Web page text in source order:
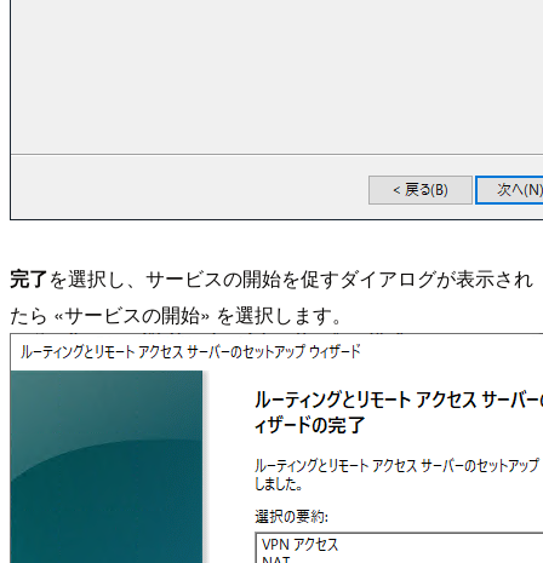
完了を選択し、サービスの開始を促すダイアログが表示され
たら «サービスの開始» を選択します。